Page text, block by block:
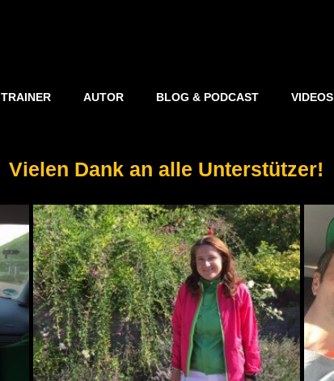
TRAINER AUTOR BLOG & PODCAST VIDEOS
Vielen Dank an alle Unterstützer!